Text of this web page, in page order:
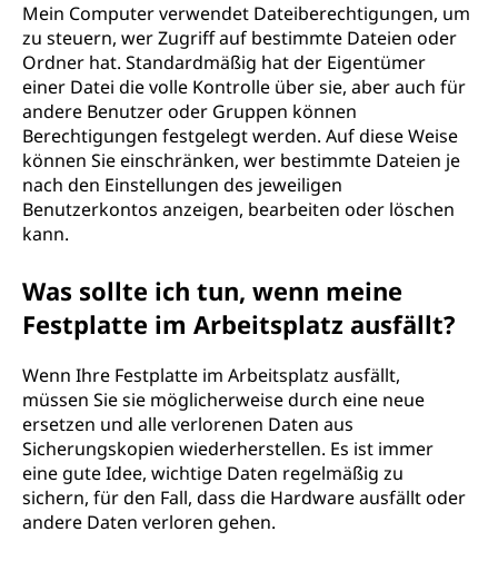
Mein Computer verwendet Dateiberechtigungen, um
zu steuern, wer Zugriff auf bestimmte Dateien oder
Ordner hat. Standardmäßig hat der Eigentümer
einer Datei die volle Kontrolle über sie, aber auch für
andere Benutzer oder Gruppen können
Berechtigungen festgelegt werden. Auf diese Weise
können Sie einschränken, wer bestimmte Dateien je
nach den Einstellungen des jeweiligen
Benutzerkontos anzeigen, bearbeiten oder löschen
kann.
Was sollte ich tun, wenn meine
Festplatte im Arbeitsplatz ausfällt?
Wenn Ihre Festplatte im Arbeitsplatz ausfällt,
müssen Sie sie möglicherweise durch eine neue
ersetzen und alle verlorenen Daten aus
Sicherungskopien wiederherstellen. Es ist immer
eine gute Idee, wichtige Daten regelmäßig zu
sichern, für den Fall, dass die Hardware ausfällt oder
andere Daten verloren gehen.